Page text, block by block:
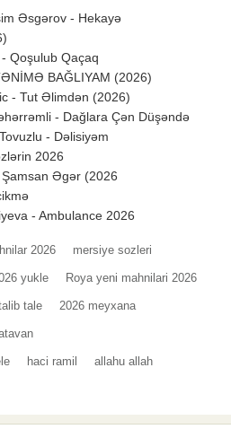
Əsgərov - Hekayə
Qoşulub Qaçaq
BAĞLIYAM (2026)
- Tut Əlimdən (2026)
- Dağlara Çən Düşəndə
- Dəlisiyəm
2026
Şamsan Əgər (2026
- Ambulance 2026
2026 mersiye sozleri
yukle Roya yeni mahnilari 2026
tale 2026 meyxana
haci ramil allahu allah